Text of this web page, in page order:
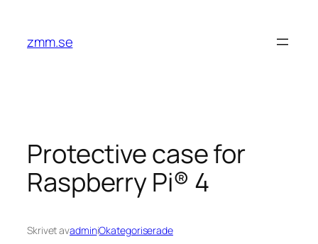
innehåll
zmm.se
Protective case for
Raspberry Pi® 4
Skrivet avadminiOkategoriserade